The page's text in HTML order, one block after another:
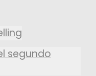
segundo